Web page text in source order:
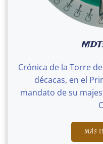
Crónica de la Torre
décacas, en el
mandato de su
MÁS